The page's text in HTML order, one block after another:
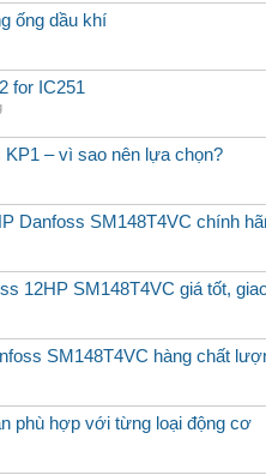
ống dầu khí
for IC251
– vì sao nên lựa chọn?
Danfoss SM148T4VC chính
12HP SM148T4VC giá tốt,
SM148T4VC hàng chất
phù hợp với từng loại động cơ